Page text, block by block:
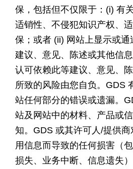
保，包括但不仅限于：(i) 有
适销性、不侵犯知识产权、
保；或者 (ii) 网站上显示或
建议、意见、陈述或其他信
认可依赖此等建议、意见、
所致的风险由您自负。GDS
站任何部分的错误或遗漏。
站及网站中的材料、产品或
知。GDS 或其许可人/提供
用信息而导致的任何损害（
损失、业务中断、信息遗失